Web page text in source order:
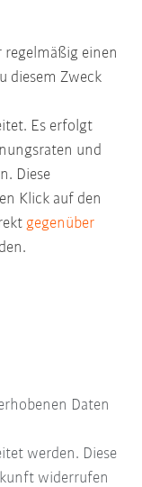
regelmäßig einen
diesem Zweck
Es erfolgt
und
Diese
Klick auf den
gegenüber
Daten
werden. Diese
widerrufen